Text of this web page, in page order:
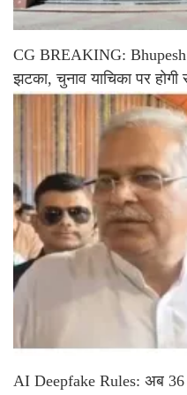
CG BREAKING: Bhupesh
झटका, चुनाव याचिका पर होगी
AI Deepfake Rules: अब 36